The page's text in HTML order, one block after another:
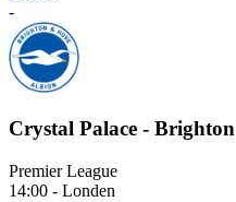
-
Crystal Palace - Brighton
Premier League
14:00 - Londen